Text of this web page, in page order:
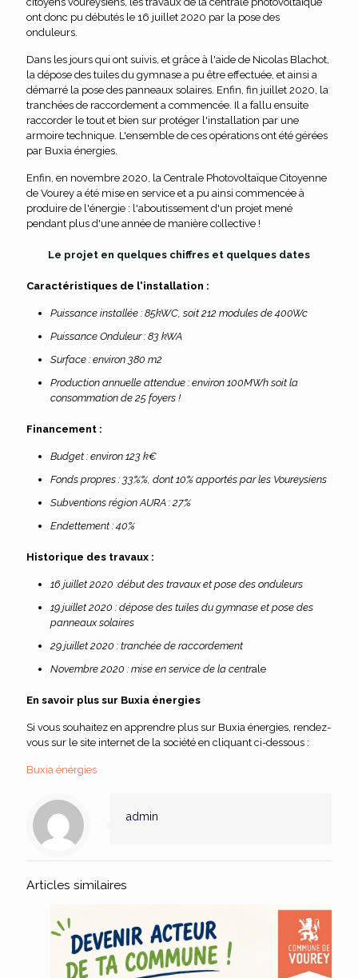
ont donc pu débutés le 16 juillet 2020 par la pose des
onduleurs.
Dans les jours qui ont suivis, et grâce à l'aide de Nicolas Blachot,
la dépose des tuiles du gymnase a pu être effectuée, et ainsi a
démarré la pose des panneaux solaires. Enfin, fin juillet 2020, la
tranchées de raccordement a commencée. Il a fallu ensuite
raccorder le tout et bien sur protéger l'installation par une
armoire technique. L'ensemble de ces opérations ont été gérées
par Buxia énergies.
Enfin, en novembre 2020, la Centrale Photovoltaïque Citoyenne
de Vourey a été mise en service et a pu ainsi commencée à
produire de l'énergie : l'aboutissement d'un projet mené
pendant plus d'une année de manière collective !
Le projet en quelques chiffres et quelques dates
Caractéristiques de l'installation :
Puissance installée : 85kWC, soit 212 modules de 400Wc
Puissance Onduleur : 83 kWA
Surface : environ 380 m2
Production annuelle attendue : environ 100MWh soit la
consommation de 25 foyers !
Financement :
Budget : environ 123 k€
Fonds propres : 33%%, dont 10% apportés par les Voureysiens
Subventions région AURA : 27%
Endettement : 40%
Historique des travaux :
16 juillet 2020 :début des travaux et pose des onduleurs
19 juillet 2020 : dépose des tuiles du gymnase et pose des
panneaux solaires
29 juillet 2020 : tranchée de raccordement
Novembre 2020 : mise en service de la centrale
En savoir plus sur Buxia énergies
Si vous souhaitez en apprendre plus sur Buxia énergies, rendez-
vous sur le site internet de la société en cliquant ci-dessous :
Buxia énérgies
admin
Articles similaires